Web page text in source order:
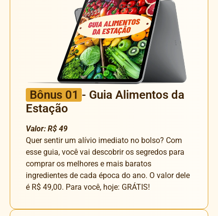
Bônus 01 - Guia Alimentos da
Estação
Valor: R$ 49
Quer sentir um alívio imediato no bolso? Com
esse guia, você vai descobrir os segredos para
comprar os melhores e mais baratos
ingredientes de cada época do ano. O valor dele
é R$ 49,00. Para você, hoje: GRÁTIS!